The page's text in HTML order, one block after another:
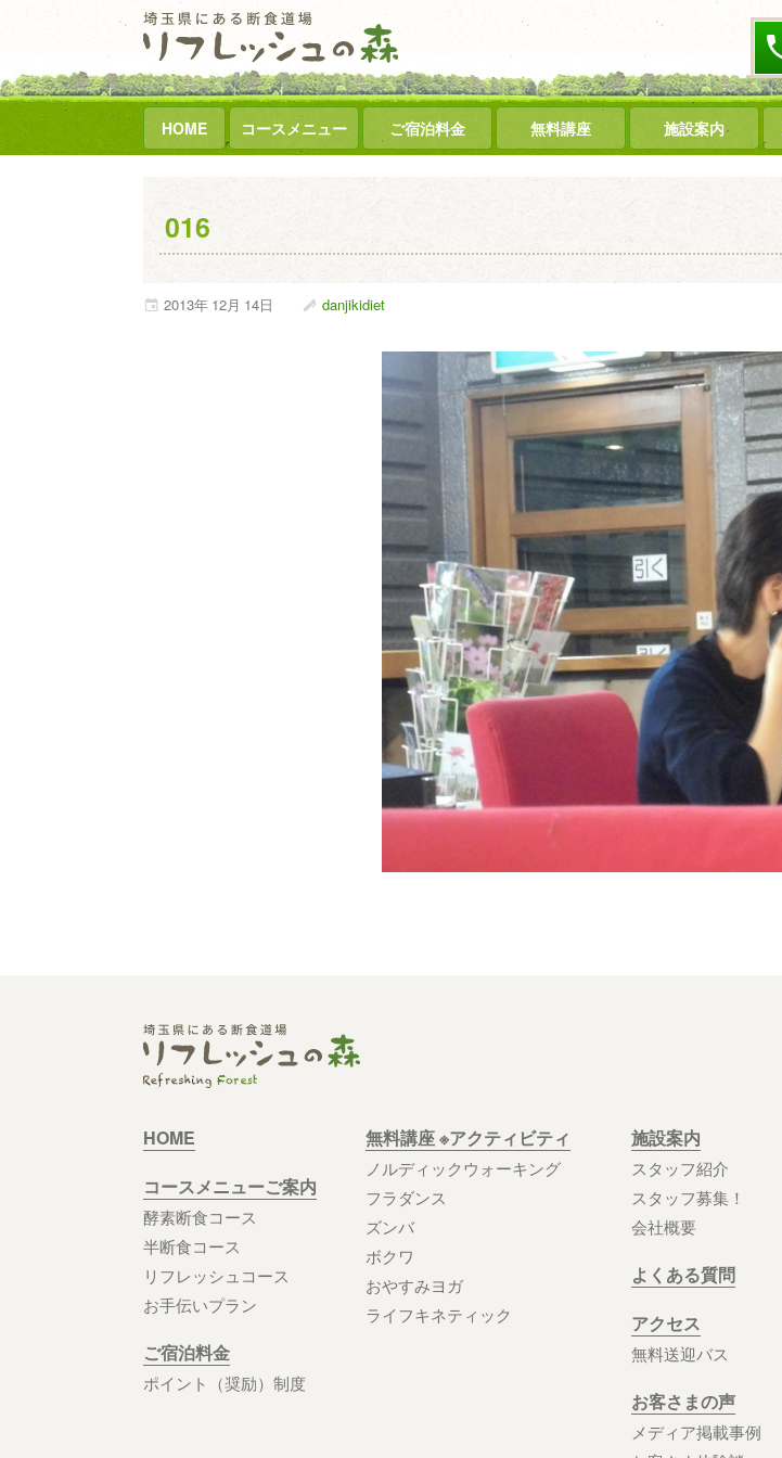
HOME コースメニュー ご宿泊料金 無料講座 施設案内
016
2013年 12月 14日 danjikidiet
HOME
コースメニューご案内
酵素断食コース
半断食コース
リフレッシュコース
お手伝いプラン
ご宿泊料金
ポイント（奨励）制度
無料講座 ※アクティビティ
ノルディックウォーキング
フラダンス
ズンバ
ボクワ
おやすみヨガ
ライフキネティック
施設案内
スタッフ紹介
スタッフ募集！
会社概要
よくある質問
アクセス
無料送迎バス
お客さまの声
メディア掲載事例